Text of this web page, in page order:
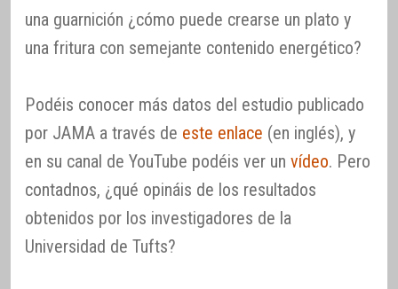
una guarnición ¿cómo puede crearse un plato y
una fritura con semejante contenido energético?
Podéis conocer más datos del estudio publicado
por JAMA a través de este enlace (en inglés), y
en su canal de YouTube podéis ver un vídeo. Pero
contadnos, ¿qué opináis de los resultados
obtenidos por los investigadores de la
Universidad de Tufts?